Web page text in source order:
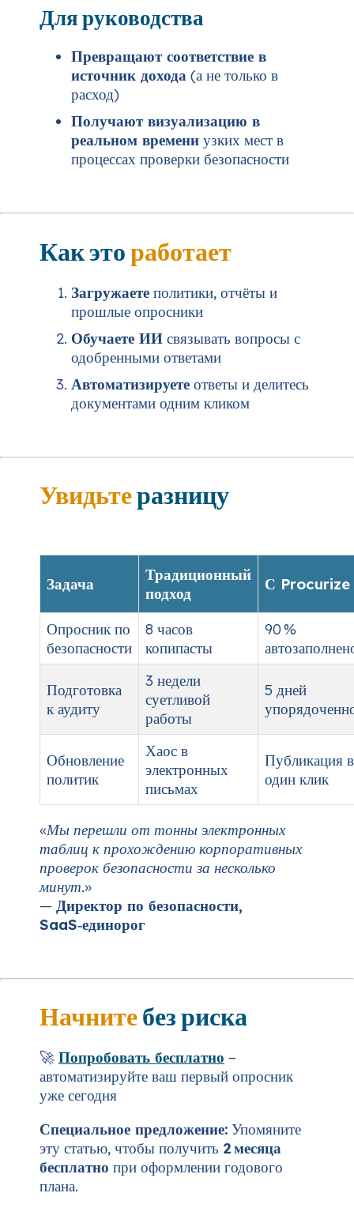
Для руководства
Превращают соответствие в
источник дохода (а не только в
расход)
Получают визуализацию в
реальном времени узких мест в
процессах проверки безопасности
Как этоработает
Загружаете политики, отчёты и
прошлые опросники
Обучаете ИИ связывать вопросы с
одобренными ответами
Автоматизируете ответы и делитесь
документами одним кликом
Увидьтеразницу
Задача
Традиционный
подход
С Procurize
Опросник по
безопасности
8 часов
копипасты
90 %
Подготовка
к аудиту
3 недели
суетливой
работы
5 дней
Обновление
политик
Хаос в
электронных
письмах
Публикация в
один клик
«Мы перешли от тонны электронных
таблиц к прохождению корпоративных
проверок безопасности за несколько
минут.»
— Директор по безопасности,
SaaS‑единорог
Начнитебез риска
🚀 Попробовать бесплатно –
автоматизируйте ваш первый опросник
уже сегодня
Специальное предложение: Упомяните
эту статью, чтобы получить 2 месяца
бесплатно при оформлении годового
плана.